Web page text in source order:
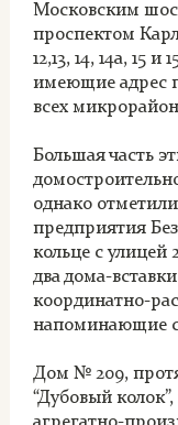
Московским
проспектом
12,13, 14, 14а, 15
имеющие адрес
всех
Большая часть
однако
предприятия
кольце с улицей
два дома-
координатно-
напоминающие
Дом № 209,
“Дубовый